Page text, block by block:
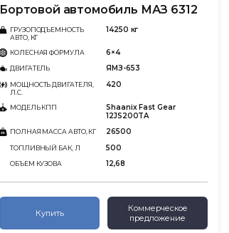
Бортовой автомобиль МАЗ 6312
ГРУЗОПОДЪЕМНОСТЬ
АВТО, КГ
14250 кг
КОЛЕСНАЯ ФОРМУЛА 6×4
ДВИГАТЕЛЬ ЯМЗ-653
МОЩНОСТЬ ДВИГАТЕЛЯ,
Л.С.
420
МОДЕЛЬ КПП
Shaanix Fast Gear
12JS200TA
ПОЛНАЯ МАССА АВТО, КГ 26500
ТОПЛИВНЫЙ БАК, Л 500
ОБЪЕМ КУЗОВА 12,68
Купить
Коммерческое
предложение